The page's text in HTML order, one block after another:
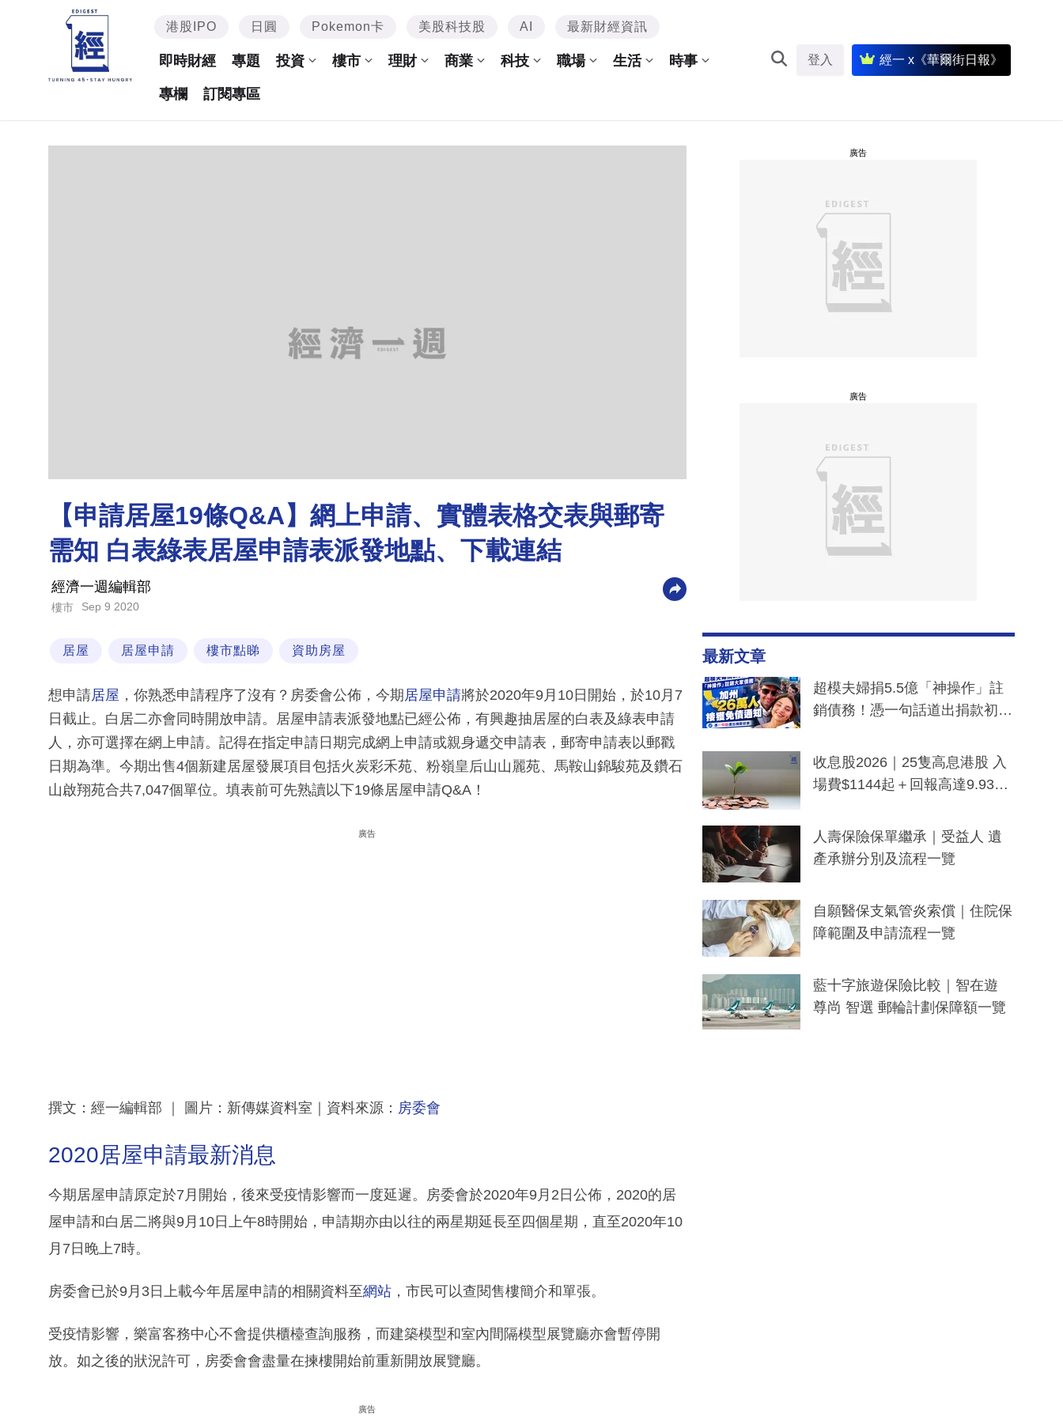
港股IPO 日圓 Pokemon卡 美股科技股 AI 最新財經資訊
即時財經 專題 投資 樓市 理財 商業 科技 職場 生活 時事
專欄 訂閱專區
登入 經一 x《華爾街日報》
【申請居屋19條Q&A】網上申請、實體表格交表與郵寄
需知 白表綠表居屋申請表派發地點、下載連結
經濟一週編輯部
樓市 Sep 9 2020
居屋 居屋申請 樓市點睇 資助房屋
想申請居屋 ，你熟悉申請程序了沒有？房委會公佈，今期 居屋申請將於2020年9月10日開始，於10月7
日截止。白居二亦會同時開放申請。居屋申請表派發地點已經公佈，有興趣抽居屋的白表及綠表申請
人，亦可選擇在網上申請。記得在指定申請日期完成網上申請或親身遞交申請表，郵寄申請表以郵戳
日期為準。今期出售4個新建居屋發展項目包括火炭彩禾苑、粉嶺皇后山山麗苑、馬鞍山錦駿苑及鑽石
山啟翔苑合共7,047個單位。填表前可先熟讀以下19條居屋申請Q&A！
廣告
撰文：經一編輯部 ｜ 圖片：新傳媒資料室｜資料來源： 房委會
2020居屋申請最新消息
今期居屋申請原定於7月開始，後來受疫情影響而一度延遲。房委會於2020年9月2日公佈，2020的居
屋申請和白居二將與9月10日上午8時開始，申請期亦由以往的兩星期延長至四個星期，直至2020年10
月7日晚上7時。
房委會已於9月3日上載今年居屋申請的相關資料至網站 ，市民可以查閱售樓簡介和單張。
受疫情影響，樂富客務中心不會提供櫃檯查詢服務，而建築模型和室內間隔模型展覽廳亦會暫停開
放。如之後的狀況許可，房委會會盡量在揀樓開始前重新開放展覽廳。
廣告
廣告
廣告
最新文章
超模夫婦捐5.5億「神操作」註
銷債務！憑一句話道出捐款初
一度被誤當詐騙手段
收息股2026｜25隻高息港股 入
場費$1144起＋回報高達9.93
人壽保險保單繼承｜受益人 遺
產承辦分別及流程一覽
自願醫保支氣管炎索償｜住院保
障範圍及申請流程一覽
藍十字旅遊保險比較｜智在遊
尊尚 智選 郵輪計劃保障額一覽